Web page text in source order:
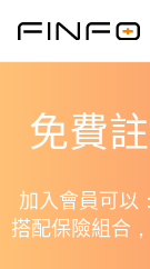
免費
加入會員可以
搭配保險組合